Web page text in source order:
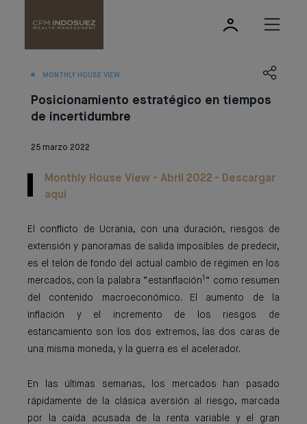
MONTHLY HOUSE VIEW
Posicionamiento estratégico en tiempos
de incertidumbre
25 marzo 2022
Monthly House View - Abril 2022 - Descargar
aqui
El conflicto de Ucrania, con una duración, riesgos de
extensión y panoramas de salida imposibles de predecir,
es el telón de fondo del actual cambio de régimen en los
mercados, con la palabra “estanflación1 ” como resumen
del contenido macroeconómico. El aumento de la
inflación y el incremento de los riesgos de
estancamiento son los dos extremos, las dos caras de
una misma moneda, y la guerra es el acelerador.
En las últimas semanas, los mercados han pasado
rápidamente de la clásica aversión al riesgo, marcada
por la caída acusada de la renta variable y el gran